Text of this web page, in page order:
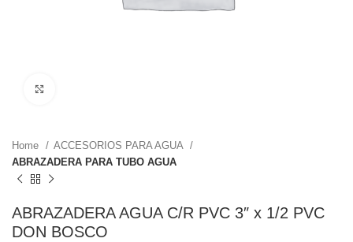
Home
ACCESORIOS PARA AGUA
ABRAZADERA PARA TUBO AGUA
ABRAZADERA AGUA C/R PVC 3″ x 1/2 PVC
DON BOSCO